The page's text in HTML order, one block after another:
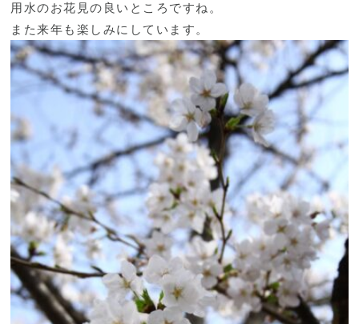
用水のお花見の良いところですね。
また来年も楽しみにしています。